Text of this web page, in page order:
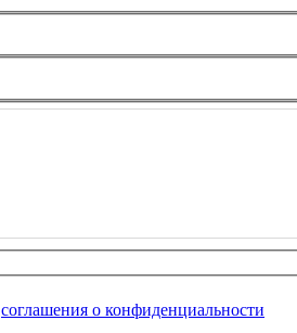
соглашения о конфиденциальности